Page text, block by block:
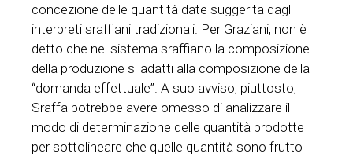
concezione delle quantità date suggerita dagli
interpreti sraffiani tradizionali. Per Graziani, non è
detto che nel sistema sraffiano la composizione
della produzione si adatti alla composizione della
“domanda effettuale”. A suo avviso, piuttosto,
Sraffa potrebbe avere omesso di analizzare il
modo di determinazione delle quantità prodotte
per sottolineare che quelle quantità sono frutto